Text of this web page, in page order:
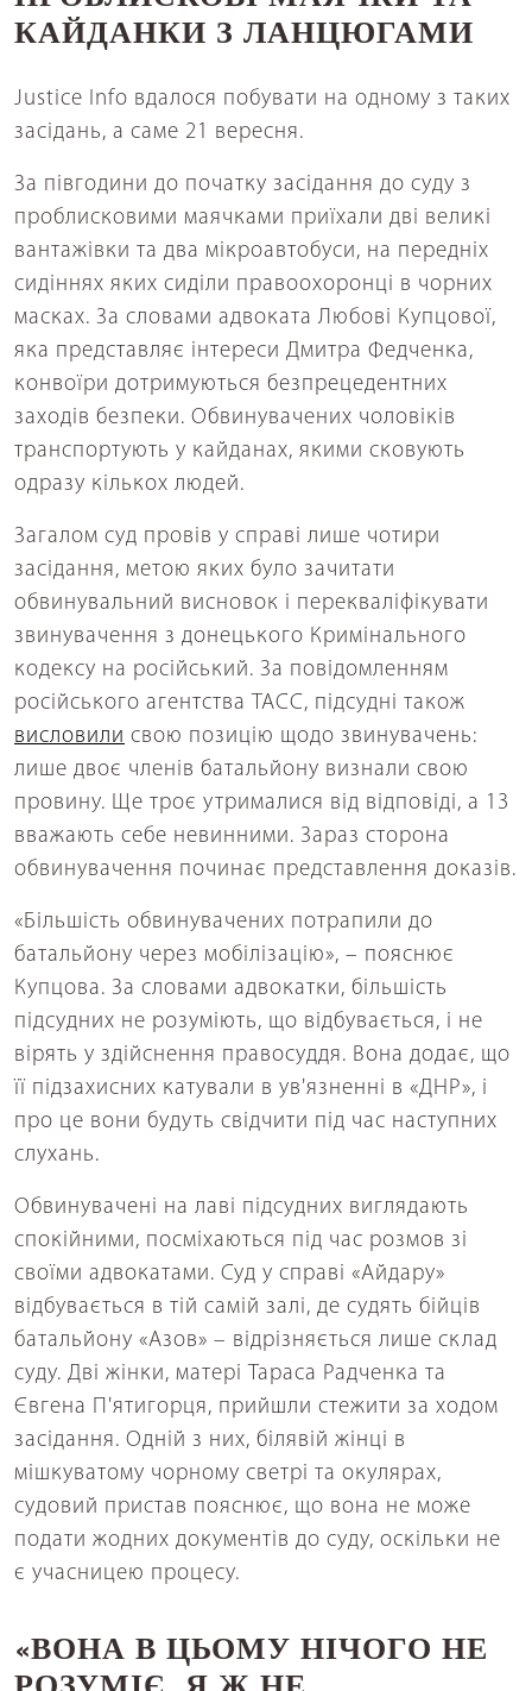
КАЙДАНКИ З ЛАНЦЮГАМИ
Justice Info вдалося побувати на одному з таких
засідань, а саме 21 вересня.
За півгодини до початку засідання до суду з
проблисковими маячками приїхали дві великі
вантажівки та два мікроавтобуси, на передніх
сидіннях яких сиділи правоохоронці в чорних
масках. За словами адвоката Любові Купцової,
яка представляє інтереси Дмитра Федченка,
конвоїри дотримуються безпрецедентних
заходів безпеки. Обвинувачених чоловіків
транспортують у кайданах, якими сковують
одразу кількох людей.
Загалом суд провів у справі лише чотири
засідання, метою яких було зачитати
обвинувальний висновок і перекваліфікувати
звинувачення з донецького Кримінального
кодексу на російський. За повідомленням
російського агентства ТАСС, підсудні також
висловили свою позицію щодо звинувачень:
лише двоє членів батальйону визнали свою
провину. Ще троє утрималися від відповіді, а 13
вважають себе невинними. Зараз сторона
обвинувачення починає представлення доказів.
«Більшість обвинувачених потрапили до
батальйону через мобілізацію», – пояснює
Купцова. За словами адвокатки, більшість
підсудних не розуміють, що відбувається, і не
вірять у здійснення правосуддя. Вона додає, що
її підзахисних катували в ув'язненні в «ДНР», і
про це вони будуть свідчити під час наступних
слухань.
Обвинувачені на лаві підсудних виглядають
спокійними, посміхаються під час розмов зі
своїми адвокатами. Суд у справі «Айдару»
відбувається в тій самій залі, де судять бійців
батальйону «Азов» – відрізняється лише склад
суду. Дві жінки, матері Тараса Радченка та
Євгена П'ятигорця, прийшли стежити за ходом
засідання. Одній з них, білявій жінці в
мішкуватому чорному светрі та окулярах,
судовий пристав пояснює, що вона не може
подати жодних документів до суду, оскільки не
є учасницею процесу.
«ВОНА В ЦЬОМУ НІЧОГО НЕ
РОЗУМІЄ. Я Ж НЕ